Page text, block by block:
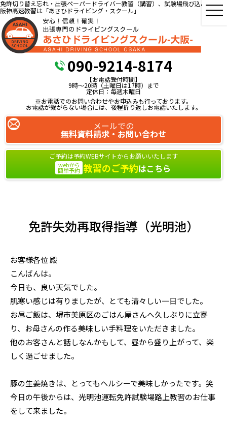
免許切り替え忘れ・出張ペーパードライバー教習（講習）、試験場飛び込み教習、
阪神高速教習は「あさひドライビング・スクール」
090-9214-8174
【お電話受付時間】
9時～20時（土曜日は17時）まで
定休日：毎週木曜日
※お電話でのお問い合わせやお申込みも行っております。
お電話が繋がらない場合には、後程折り返しお電話いたします。
メールでの
無料資料請求・お問い合わせ
ご予約は予約WEBサイトからお願いいたします
webから
簡単予約 教習のご予約はこちら
免許失効再取得指導（光明池）
お客様各位 殿
こんばんは。
今日も、良い天気でした。
肌寒い感じは有りましたが、とても清々しい一日でした。
お昼ご飯は、堺市美原区のごはん屋さんへ久しぶりに立寄
り、お母さんの作る美味しい手料理をいただきました。
他のお客さんと話しなんかもして、昼から盛り上がって、楽
しく過ごせました。
豚の生姜焼きは、とってもヘルシーで美味しかったです。笑
今日の午後からは、光明池運転免許試験場路上教習のお仕事
をして来ました。